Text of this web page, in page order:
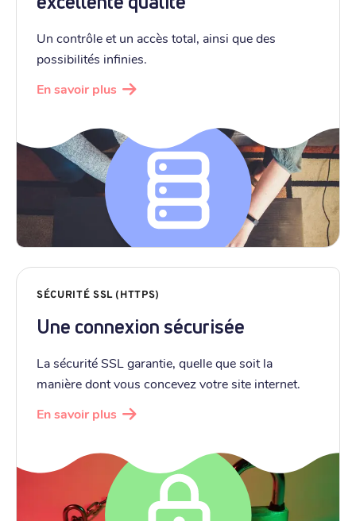
Un contrôle et un accès total, ainsi que des
possibilités infinies.
En savoir plus
SÉCURITÉ SSL (HTTPS)
Une connexion sécurisée
La sécurité SSL garantie, quelle que soit la
manière dont vous concevez votre site internet.
En savoir plus